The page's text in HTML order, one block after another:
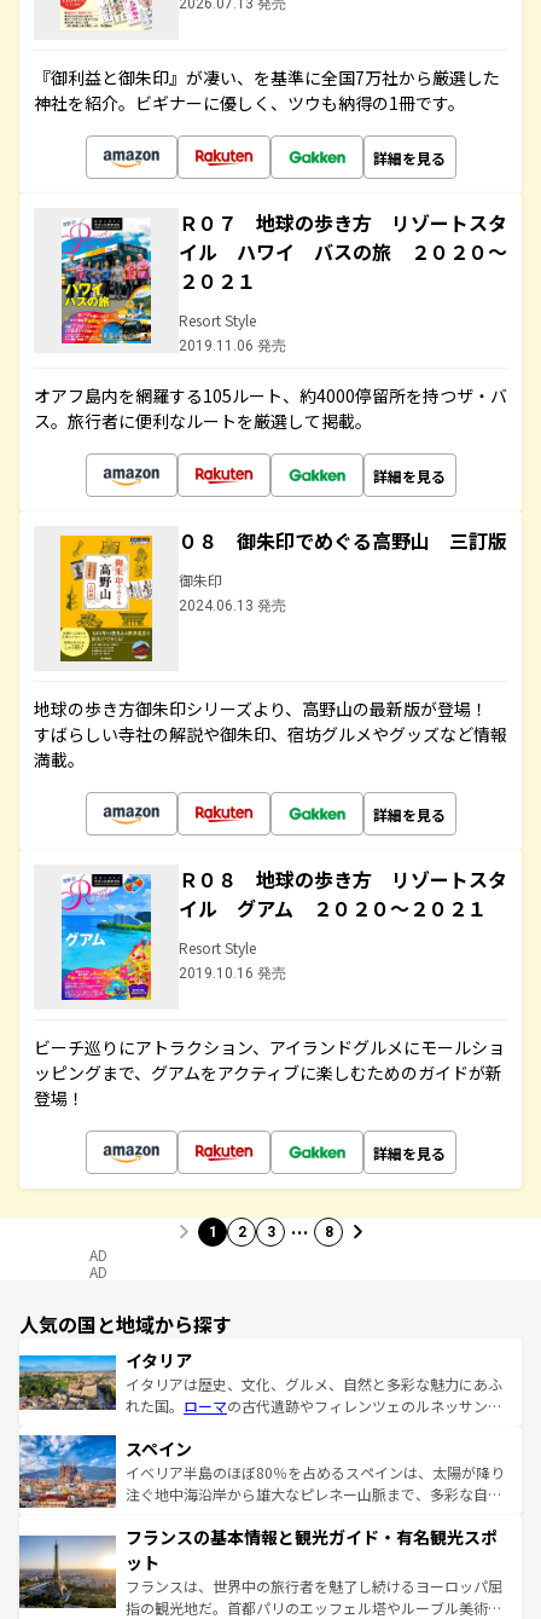
2026.07.13 発売
『御利益と御朱印』が凄い、を基準に全国7万社から厳選した
神社を紹介。ビギナーに優しく、ツウも納得の1冊です。
詳細を見る
Ｒ０７ 地球の歩き方 リゾートスタ
イル ハワイ バスの旅 ２０２０～
２０２１
Resort Style
2019.11.06 発売
オアフ島内を網羅する105ルート、約4000停留所を持つザ・バ
ス。旅行者に便利なルートを厳選して掲載。
詳細を見る
０８ 御朱印でめぐる高野山 三訂版
御朱印
2024.06.13 発売
地球の歩き方御朱印シリーズより、高野山の最新版が登場！
すばらしい寺社の解説や御朱印、宿坊グルメやグッズなど情報
満載。
詳細を見る
Ｒ０８ 地球の歩き方 リゾートスタ
イル グアム ２０２０～２０２１
Resort Style
2019.10.16 発売
ビーチ巡りにアトラクション、アイランドグルメにモールショ
ッピングまで、グアムをアクティブに楽しむためのガイドが新
登場！
詳細を見る
1 2 3 … 8
AD
AD
人気の国と地域から探す
イタリア
イタリアは歴史、文化、グルメ、自然と多彩な魅力にあふ
れた国。 ローマの古代遺跡やフィレンツェのルネッサンス
ろん、トスカーナの美しい田園風景やアマルフィ海岸の絶
景など、自然景観も見逃せない。観光の合間には、本場の
ピザやパスタなど、絶品のイタリア料理を堪能することも
ませてくれるイタリアで、忘れられない旅をしてみよう！
なお、新着のイタリア情報は
しい。
スペイン
イベリア半島のほぼ80％を占めるスペインは、太陽が降り
注ぐ地中海沿岸から雄大なピレネー山脈まで、多彩な自然
文化が根付くこの国では、情熱的なフラメンコ、熱気あふ
れる闘牛、そして美味しいタパスが生活の一部となってい
る。首都マドリードの洗練された雰囲気や、バルセロナの
アートに溢れた街角から、地方では古代ローマ遺跡や中世
フランスの基本情報と観光ガイド・有名観光スポ
ット
フランスは、世界中の旅行者を魅了し続けるヨーロッパ屈
指の観光地だ。首都パリのエッフェル塔やルーブル美術館